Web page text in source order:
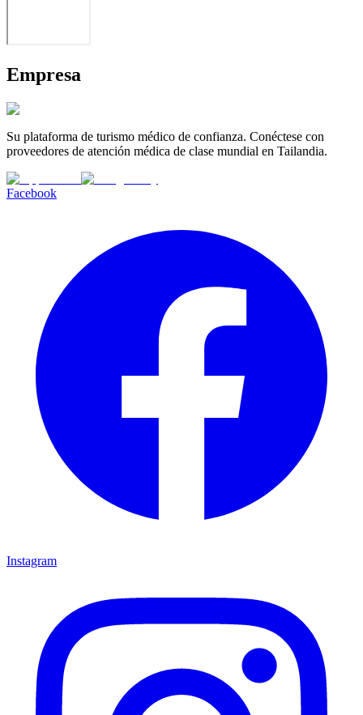
Empresa
Su plataforma de turismo médico de confianza. Conéctese con
proveedores de atención médica de clase mundial en Tailandia.
Facebook
Instagram